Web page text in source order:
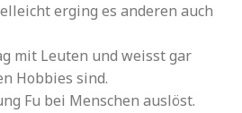
erging es anderen auch
mit Leuten und weisst gar
Hobbies sind.
Fu bei Menschen auslöst.